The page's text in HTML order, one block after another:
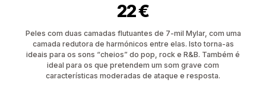
22€
Peles com duas camadas flutuantes de 7-mil Mylar, com uma
camada redutora de harmónicos entre elas. Isto torna-as
ideais para os sons “cheios” do pop, rock e R&B. Também é
ideal para os que pretendem um som grave com
características moderadas de ataque e resposta.